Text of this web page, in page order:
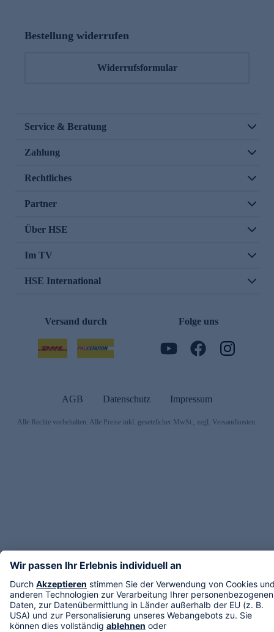
Bestellung widerrufen
Widerrufsformular
Service & Beratung
Zahlung
Rechtliches
Partner
Über HSE
Im TV
HSE International
Versand durch Folge uns
AGB Datenschutz Impressum
Alle Rechte vorbehalten. Alle Preise inkl. gesetzlicher MwSt., zzgl. Versandkosten.